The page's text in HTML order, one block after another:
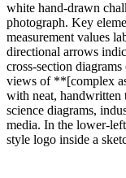
white hand-drawn
photograph. Key
measurement values
directional arrows
cross-section
views of **[complex
with neat, handwritten
science diagrams,
media. In the lower-
style logo inside a